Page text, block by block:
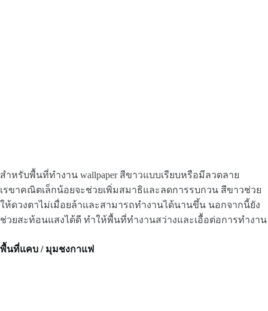
สำหรับพื้นที่ทำงาน wallpaper สีขาวแบบเรียบหรือมีลวดลาย
เรขาคณิตเล็กน้อยจะช่วยเพิ่มสมาธิและลดการรบกวน สีขาวช่วย
ให้ดวงตาไม่เมื่อยล้าและสามารถทำงานได้นานขึ้น นอกจากนี้ยัง
ช่วยสะท้อนแสงได้ดี ทำให้พื้นที่ทำงานสว่างและเอื้อต่อการทำงาน
พื้นที่แคบ / มุมชงกาแฟ